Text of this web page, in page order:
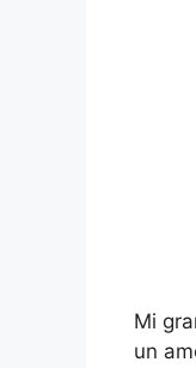
Mi
un